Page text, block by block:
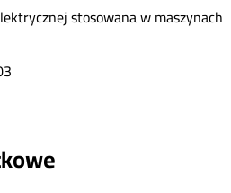
stosowana w maszynach